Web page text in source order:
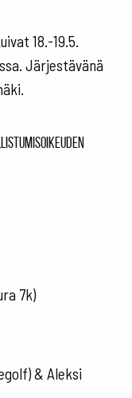
18.-19.5.
Järjestävänä
7k)
& Aleksi